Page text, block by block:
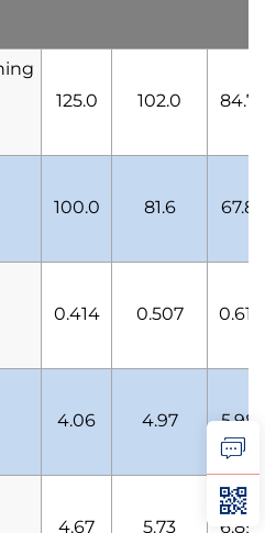
125.0 102.0 84.7
100.0 81.6 67.8
0.414 0.507 0.611
4.06 4.97 5.98
4.67 5.73 6.89